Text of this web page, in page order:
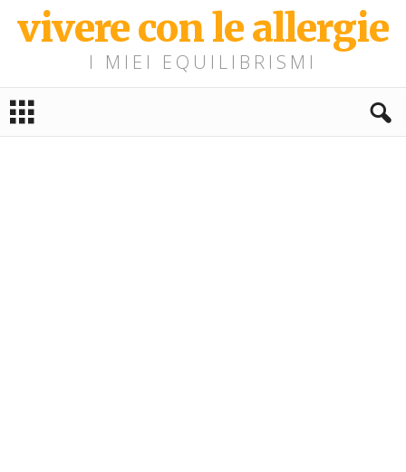
vivere con le allergie
I MIEI EQUILIBRISMI